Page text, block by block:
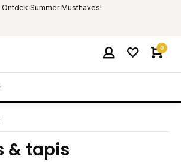
Ontdek Summer Musthaves!
0
& tapis